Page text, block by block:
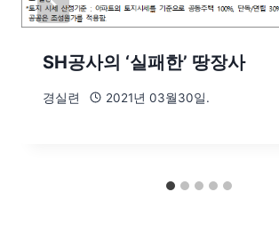
SH공사의 ‘실패한’ 땅장사
경실련 2021년 03월30일.